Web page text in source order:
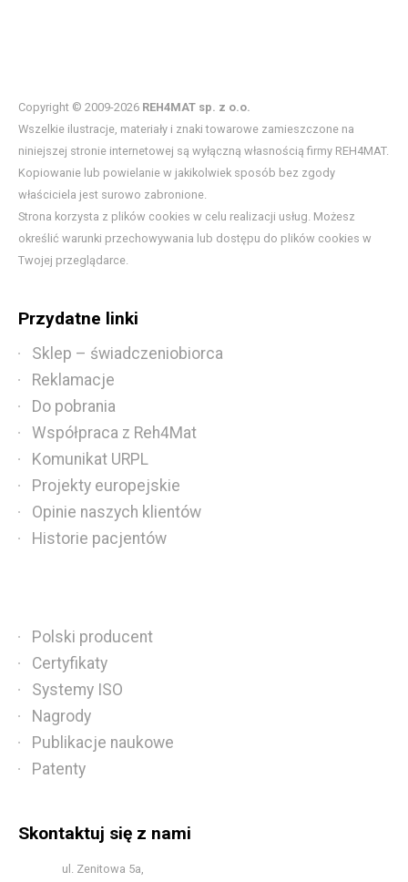
Copyright © 2009-2026 REH4MAT sp. z o.o.
Wszelkie ilustracje, materiały i znaki towarowe zamieszczone na
niniejszej stronie internetowej są wyłączną własnością firmy REH4MAT.
Kopiowanie lub powielanie w jakikolwiek sposób bez zgody
właściciela jest surowo zabronione.
Strona korzysta z plików cookies w celu realizacji usług. Możesz
określić warunki przechowywania lub dostępu do plików cookies w
Twojej przeglądarce.
Przydatne linki
Sklep – świadczeniobiorca
Reklamacje
Do pobrania
Współpraca z Reh4Mat
Komunikat URPL
Projekty europejskie
Opinie naszych klientów
Historie pacjentów
Polski producent
Certyfikaty
Systemy ISO
Nagrody
Publikacje naukowe
Patenty
Skontaktuj się z nami
ul. Zenitowa 5a,